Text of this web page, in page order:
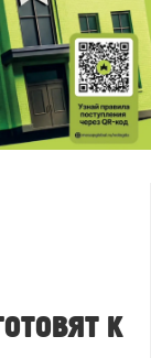
к